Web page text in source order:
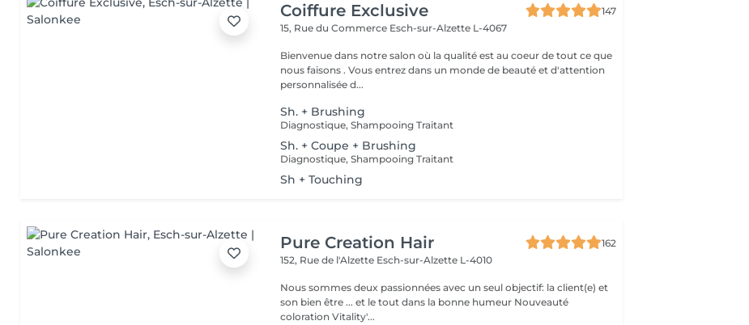
Coiffure Exclusive
147
15, Rue du Commerce Esch-sur-Alzette L-4067
Bienvenue dans notre salon où la qualité est au coeur de tout ce que
nous faisons . Vous entrez dans un monde de beauté et d'attention
personnalisée d...
Sh. + Brushing
Diagnostique, Shampooing Traitant
Sh. + Coupe + Brushing
Diagnostique, Shampooing Traitant
Sh + Touching
Pure Creation Hair
162
152, Rue de l'Alzette Esch-sur-Alzette L-4010
Nous sommes deux passionnées avec un seul objectif: la client(e) et
son bien être ... et le tout dans la bonne humeur Nouveauté
coloration Vitality'...